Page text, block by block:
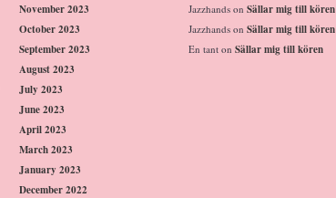
November 2023
October 2023
September 2023
August 2023
July 2023
June 2023
April 2023
March 2023
January 2023
December 2022
Jazzhands on Sällar mig till kören
Jazzhands on Sällar mig till kören
En tant on Sällar mig till kören